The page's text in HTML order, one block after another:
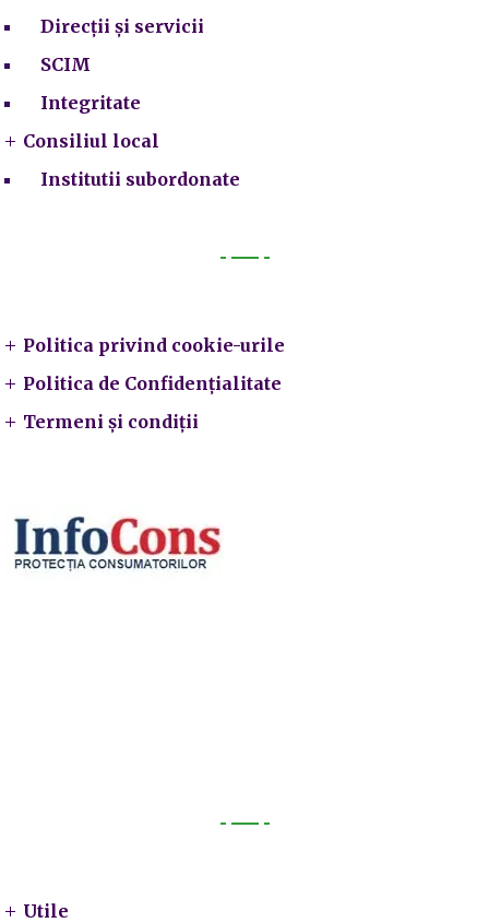
Direcții și servicii
SCIM
Integritate
Consiliul local
Institutii subordonate
Politica privind cookie-urile
Politica de Confidențialitate
Termeni și condiții
Utile